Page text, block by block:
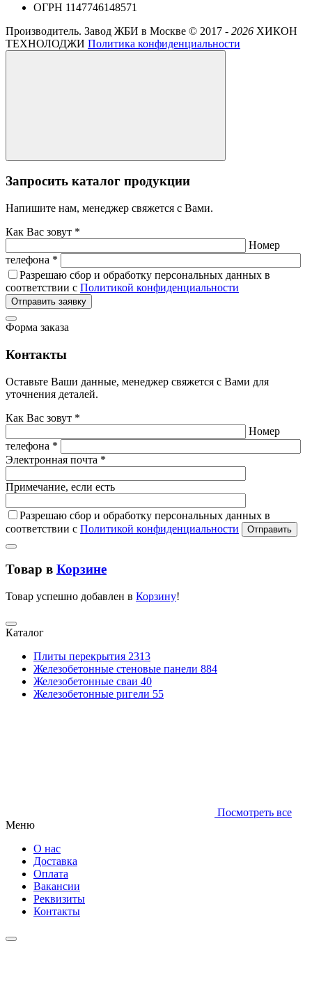
ОГРН 1147746148571
Производитель. Завод ЖБИ в Москве © 2017 - 2026 ХИКОН
ТЕХНОЛОДЖИ Политика конфиденциальности
Запросить каталог продукции
Напишите нам, менеджер свяжется с Вами.
Как Вас зовут *
Номер
телефона *
Разрешаю сбор и обработку персональных данных в
соответствии с Политикой конфиденциальности
Отправить заявку
Форма заказа
Контакты
Оставьте Ваши данные, менеджер свяжется с Вами для
уточнения деталей.
Как Вас зовут *
Номер
телефона *
Электронная почта *
Примечание, если есть
Разрешаю сбор и обработку персональных данных в
соответствии с Политикой конфиденциальности Отправить
Товар в Корзине
Товар успешно добавлен в Корзину!
Каталог
Плиты перекрытия 2313
Железобетонные стеновые панели 884
Железобетонные сваи 40
Железобетонные ригели 55
Посмотреть все
Меню
О нас
Доставка
Оплата
Вакансии
Реквизиты
Контакты